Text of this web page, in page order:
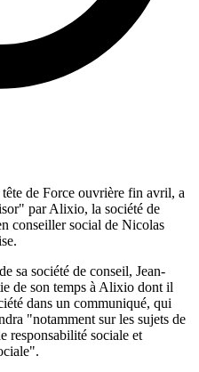
de Force ouvrière fin avril, a
par Alixio, la société de
conseiller social de Nicolas
sa société de conseil, Jean-
de son temps à Alixio dont il
dans un communiqué, qui
"notamment sur les sujets de
responsabilité sociale et